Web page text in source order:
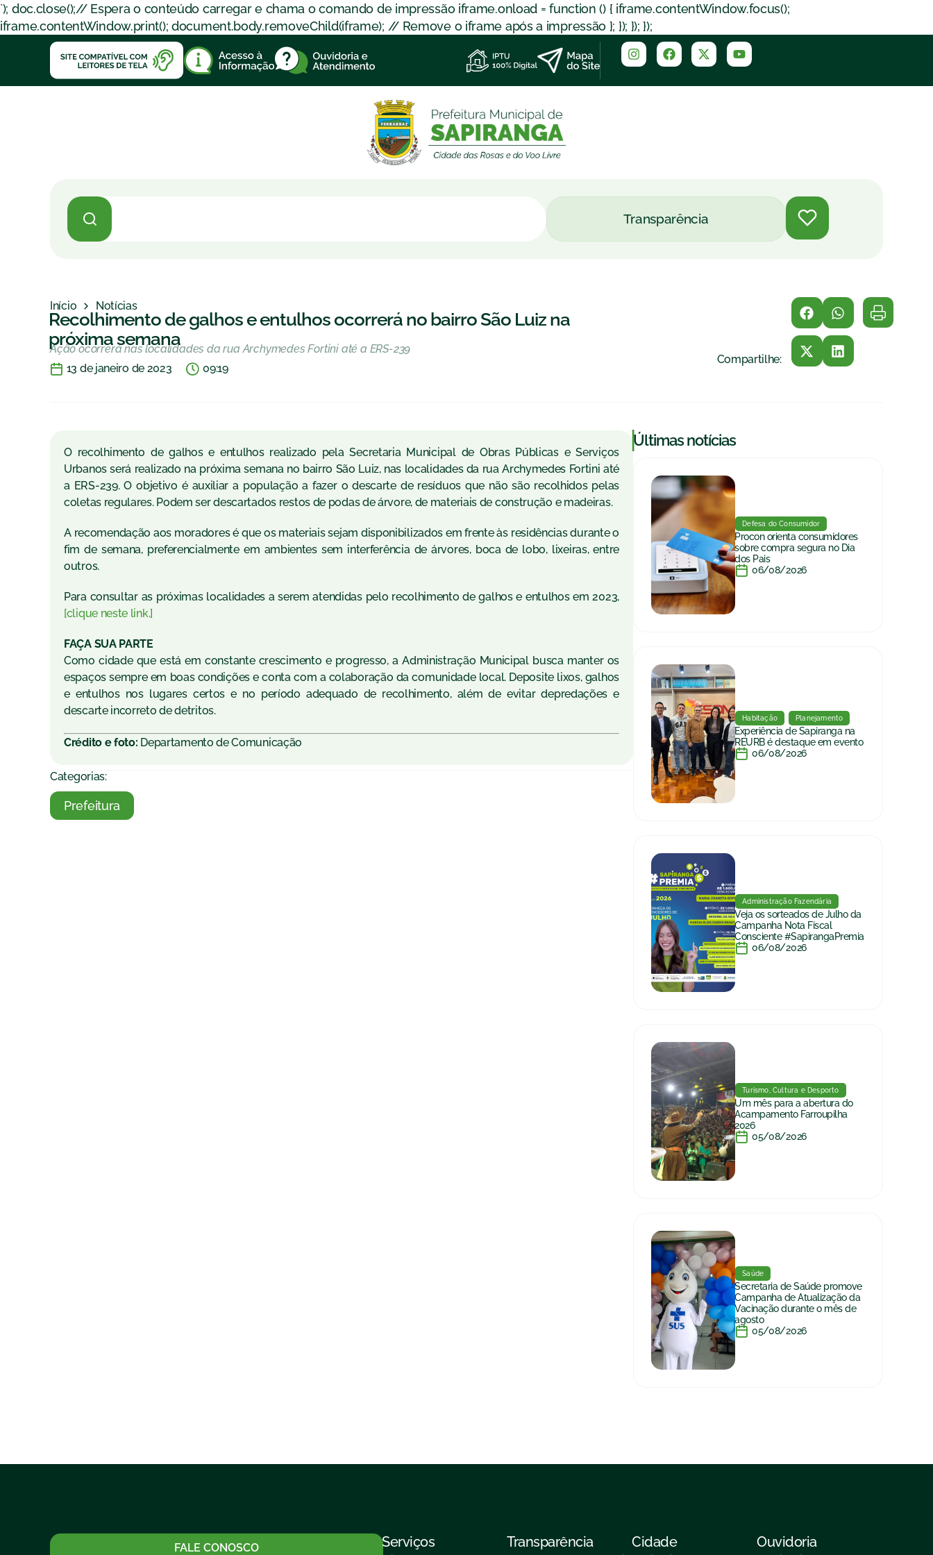
`); doc.close();// Espera o conteúdo carregar e chama o comando de impressão iframe.onload = function () { iframe.contentWindow.focus();
iframe.contentWindow.print(); document.body.removeChild(iframe); // Remove o iframe após a impressão }; }); }); });
Transparência
Início Notícias
Recolhimento de galhos e entulhos ocorrerá no bairro São Luiz na
próxima semana
Ação ocorrerá nas localidades da rua Archymedes Fortini até a ERS-239
13 de janeiro de 2023
09:19
Compartilhe:
O recolhimento de galhos e entulhos realizado pela Secretaria Municipal de Obras Públicas e Serviços
Urbanos será realizado na próxima semana no bairro São Luiz, nas localidades da rua Archymedes Fortini até
a ERS-239. O objetivo é auxiliar a população a fazer o descarte de resíduos que não são recolhidos pelas
coletas regulares. Podem ser descartados restos de podas de árvore, de materiais de construção e madeiras.
A recomendação aos moradores é que os materiais sejam disponibilizados em frente às residências durante o
fim de semana, preferencialmente em ambientes sem interferência de árvores, boca de lobo, lixeiras, entre
outros.
Para consultar as próximas localidades a serem atendidas pelo recolhimento de galhos e entulhos em 2023,
[clique neste link.]
FAÇA SUA PARTE
Como cidade que está em constante crescimento e progresso, a Administração Municipal busca manter os
espaços sempre em boas condições e conta com a colaboração da comunidade local. Deposite lixos, galhos
e entulhos nos lugares certos e no período adequado de recolhimento, além de evitar depredações e
descarte incorreto de detritos.
Crédito e foto: Departamento de Comunicação
Categorias:
Prefeitura
|Últimas notícias
Defesa do Consumidor
Procon orienta consumidores
sobre compra segura no Dia
dos Pais
06/08/2026
Habitação Planejamento
Experiência de Sapiranga na
REURB é destaque em evento
06/08/2026
Administração Fazendária
Veja os sorteados de Julho da
Campanha Nota Fiscal
Consciente #SapirangaPremia
06/08/2026
Turismo, Cultura e Desporto
Um mês para a abertura do
Acampamento Farroupilha
2026
05/08/2026
Saúde
Secretaria de Saúde promove
Campanha de Atualização da
Vacinação durante o mês de
agosto
05/08/2026
FALE CONOSCO Serviços Transparência Cidade Ouvidoria